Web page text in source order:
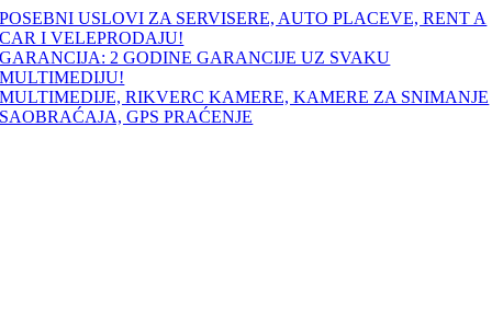
Skip
to
content
POSEBNI USLOVI ZA SERVISERE, AUTO PLACEVE, RENT A
CAR I VELEPRODAJU!
GARANCIJA: 2 GODINE GARANCIJE UZ SVAKU
MULTIMEDIJU!
MULTIMEDIJE, RIKVERC KAMERE, KAMERE ZA SNIMANJE
SAOBRAĆAJA, GPS PRAĆENJE